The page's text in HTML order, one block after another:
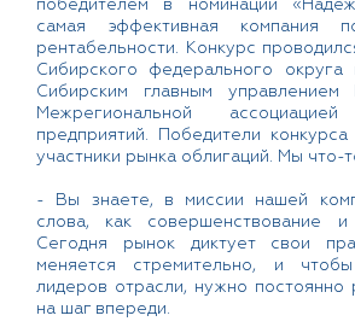
победителем в номинации
самая эффективная компания
рентабельности. Конкурс
Сибирского федерального округа
Сибирским главным
Межрегиональной ассоциацией
предприятий. Победители
участники рынка облигаций. Мы что-
- Вы знаете, в миссии нашей
слова, как совершенствование
Сегодня рынок диктует свои
меняется стремительно, и
лидеров отрасли, нужно постоянно
на шаг впереди.